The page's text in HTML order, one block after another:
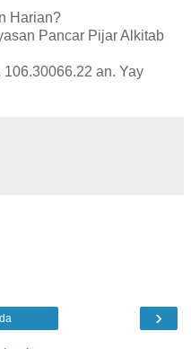
Harian?
Pancar Pijar Alkitab
an. Yay
›